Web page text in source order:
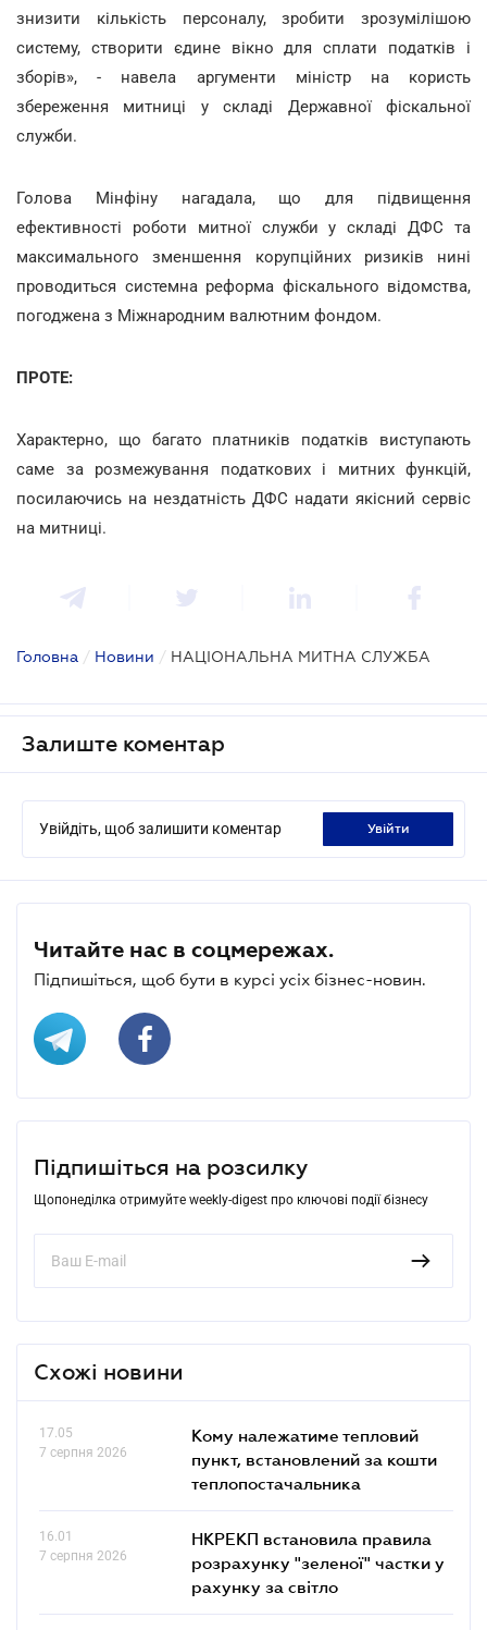
знизити кількість персоналу, зробити зрозумілішою
систему, створити єдине вікно для сплати податків і
зборів», - навела аргументи міністр на користь
збереження митниці у складі Державної фіскальної
служби.
Голова Мінфіну нагадала, що для підвищення
ефективності роботи митної служби у складі ДФС та
максимального зменшення корупційних ризиків нині
проводиться системна реформа фіскального відомства,
погоджена з Міжнародним валютним фондом.
ПРОТЕ:
Характерно, що багато платників податків виступають
саме за розмежування податкових і митних функцій,
посилаючись на нездатність ДФС надати якісний сервіс
на митниці.
Головна / Новини / НАЦІОНАЛЬНА МИТНА СЛУЖБА
Залиште коментар
Увійдіть, щоб залишити коментар увійти
Читайте нас в соцмережах.
Підпишіться, щоб бути в курсі усіх бізнес-новин.
Підпишіться на розсилку
Щопонеділка отримуйте weekly-digest про ключові події бізнесу
Схожі новини
17.05
7 серпня 2026
Кому належатиме тепловий
пункт, встановлений за кошти
теплопостачальника
16.01
7 серпня 2026
НКРЕКП встановила правила
розрахунку "зеленої" частки у
рахунку за світло